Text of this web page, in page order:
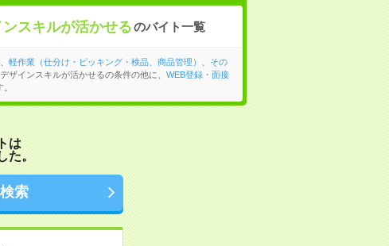
ンスキルが活かせるのバイト一覧
軽作業（仕分け・ピッキング・検品、商品管理）
その
ザインスキルが活かせるの条件の他に、 WEB登録・面接
は
た。
索